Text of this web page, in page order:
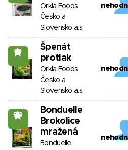
Orkla Foods
Česko a
Slovensko a.s.
21
Špenát
protlak
Orkla Foods
Česko a
Slovensko a.s.
20
Bonduelle
Brokolice
mražená
Bonduelle